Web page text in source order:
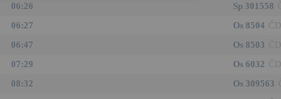
06:26 Sp 301558
06:27 Os 8504 ČD
06:47 Os 8503
07:29 Os 6032 ČD
08:32 Os 309563